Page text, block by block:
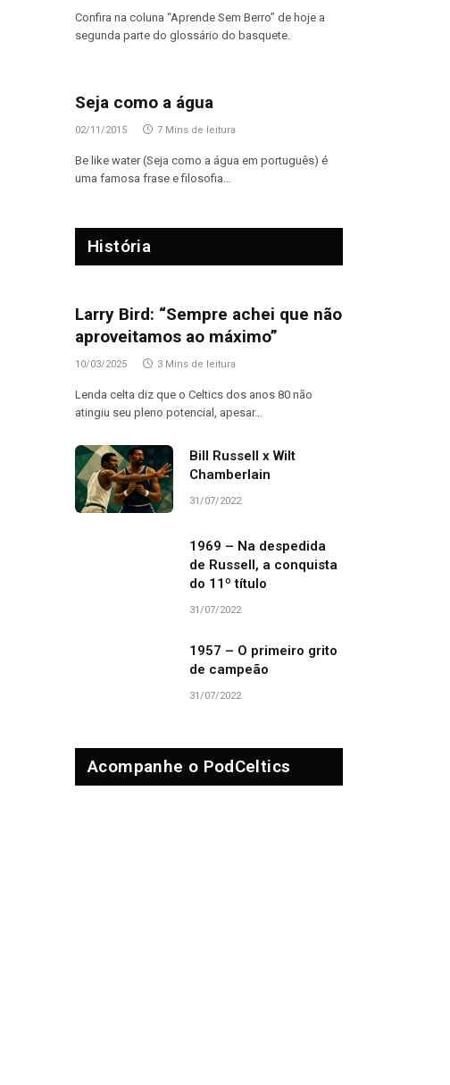
Confira na coluna “Aprende Sem Berro” de hoje a
segunda parte do glossário do basquete.
Seja como a água
02/11/2015 7 Mins de leitura
Be like water (Seja como a água em português) é
uma famosa frase e filosofia…
História
Larry Bird: “Sempre achei que não
aproveitamos ao máximo”
10/03/2025 3 Mins de leitura
Lenda celta diz que o Celtics dos anos 80 não
atingiu seu pleno potencial, apesar…
Bill Russell x Wilt
Chamberlain
31/07/2022
1969 – Na despedida
de Russell, a conquista
do 11º título
31/07/2022
1957 – O primeiro grito
de campeão
31/07/2022
Acompanhe o PodCeltics